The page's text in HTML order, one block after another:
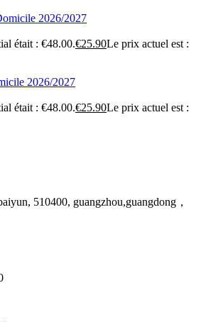
2026/2027
était : €48.00.€25.90Le prix actuel est :
2026/2027
était : €48.00.€25.90Le prix actuel est :
510400, guangzhou,guangdong，